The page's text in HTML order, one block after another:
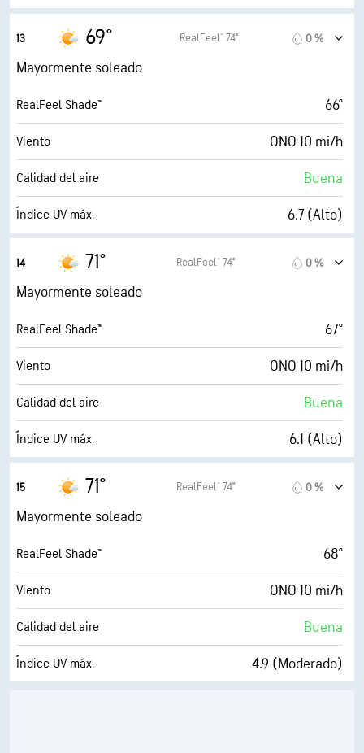
Humedad
Punto de rocío 53° F
AccuLumen Brightness Index™ 9 (Muy luminoso)
Nubosidad 26 %
Visibilidad 10 mi
13 69° RealFeel® 74° 0 %
Mayormente soleado
RealFeel Shade™ 66°
Viento ONO 10 mi/h
Calidad del aire Buena
Índice UV máx. 6.7 (Alto)
Humedad
Punto de rocío 53° F
AccuLumen Brightness Index™ 9 (Muy luminoso)
Nubosidad 26 %
Visibilidad 10 mi
14 71° RealFeel® 74° 0 %
Mayormente soleado
RealFeel Shade™ 67°
Viento ONO 10 mi/h
Calidad del aire Buena
Índice UV máx. 6.1 (Alto)
Humedad
Punto de rocío 52° F
AccuLumen Brightness Index™ 9 (Muy luminoso)
Nubosidad 26 %
Visibilidad 10 mi
15 71° RealFeel® 74° 0 %
Mayormente soleado
RealFeel Shade™ 68°
Viento ONO 10 mi/h
Calidad del aire Buena
Índice UV máx. 4.9 (Moderado)